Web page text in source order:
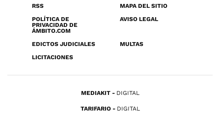
RSS
MAPA DEL SITIO
POLÍTICA DE
PRIVACIDAD DE
ÁMBITO.COM
AVISO LEGAL
EDICTOS JUDICIALES
MULTAS
LICITACIONES
MEDIAKIT DIGITAL
TARIFARIO DIGITAL